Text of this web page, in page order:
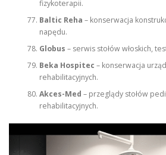
fizykoterapii.
Baltic Reha – konserwacja
napędu.
Globus – serwis stołów włoskich,
Beka Hospitec – konserwacja
rehabilitacyjnych.
Akces-Med – przeglądy stołów
rehabilitacyjnych.